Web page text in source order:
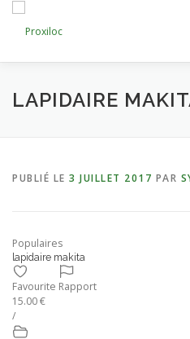
contenu
CATEGORIES AJOUTER
LAPIDAIRE
PUBLIÉ LE 3 JUILLET 2017 PAR
Populaires
lapidaire makita
Favourite Rapport
15.00 €
/